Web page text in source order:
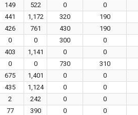
149 522 0 0
441 1,172 320 190
426 761 430 190
0 0 300 0
403 1,141 0 0
0 0 730 310
675 1,401 0 0
435 1,124 0 0
2 242 0 0
77 390 0 0